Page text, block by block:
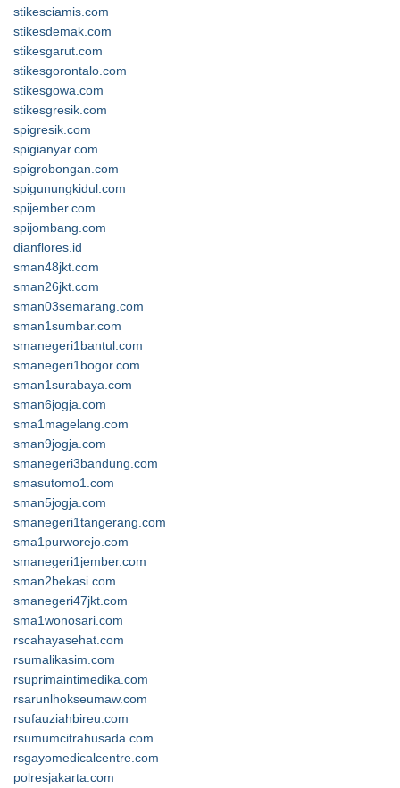
stikesciamis.com
stikesdemak.com
stikesgarut.com
stikesgorontalo.com
stikesgowa.com
stikesgresik.com
spigresik.com
spigianyar.com
spigrobongan.com
spigunungkidul.com
spijember.com
spijombang.com
dianflores.id
sman48jkt.com
sman26jkt.com
sman03semarang.com
sman1sumbar.com
smanegeri1bantul.com
smanegeri1bogor.com
sman1surabaya.com
sman6jogja.com
sma1magelang.com
sman9jogja.com
smanegeri3bandung.com
smasutomo1.com
sman5jogja.com
smanegeri1tangerang.com
sma1purworejo.com
smanegeri1jember.com
sman2bekasi.com
smanegeri47jkt.com
sma1wonosari.com
rscahayasehat.com
rsumalikasim.com
rsuprimaintimedika.com
rsarunlhokseumaw.com
rsufauziahbireu.com
rsumumcitrahusada.com
rsgayomedicalcentre.com
polresjakarta.com